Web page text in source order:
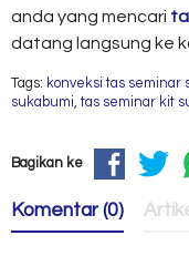
anda yang mencari
datang langsung ke
Tags: konveksi tas seminar
sukabumi,tas seminar kit
Bagikan ke
Komentar (0)